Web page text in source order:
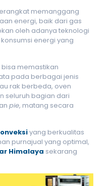
memanggang
energi, baik dari gas
oleh adanya teknologi
energi yang
bisa memastikan
pada berbagai jenis
rak berbeda, oven
seluruh bagian dari
pie, matang secara
yang berkualitas
purnajual yang optimal,
Himalaya sekarang